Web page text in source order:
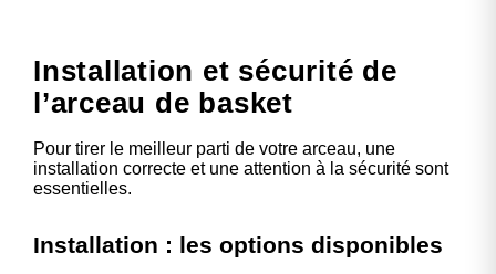
Installation et sécurité de
l’arceau de basket
Pour tirer le meilleur parti de votre arceau, une
installation correcte et une attention à la sécurité sont
essentielles.
Installation : les options disponibles